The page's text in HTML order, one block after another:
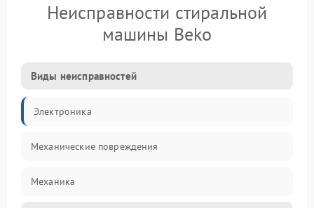
Неисправности стиральной
машины Beko
Виды неисправностей
Электроника
Механические повреждения
Механика